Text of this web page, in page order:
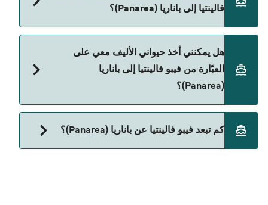
فالينتيا إلى باناريا (Panarea)؟
حالياً لا يُسمح للسيارات بالركوب على العبّارة من فيبو
فالينتيا إلى باناريا (Panarea).
هل يمكنني أخذ حيواني الأليف معي على
العبّارة من فيبو فالينتيا إلى باناريا
(Panarea)؟
نعم، الحيوانات الأليفة مسموح بها على العبّارة. قد تحتاج
إلى جواز سفر للحيوان. يرجى مراجعة تعليمات شركات
كم تبعد فيبو فالينتيا عن باناريا (Panarea)؟